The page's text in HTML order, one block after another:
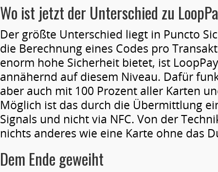
Wo ist jetzt der Unterschied zu
Der größte Unterschied liegt in Puncto
die Berechnung eines Codes pro
enorm hohe Sicherheit bietet, ist
annähernd auf diesem Niveau. Dafür
aber auch mit 100 Prozent aller Karten
Möglich ist das durch die Übermittlung
Signals und nicht via NFC. Von der
nichts anderes wie eine Karte ohne das
Dem Ende geweiht